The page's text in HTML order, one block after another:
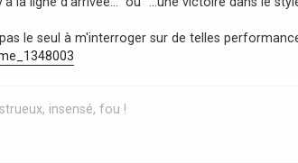
le seul à m'interroger sur de telles
insensé, fou !